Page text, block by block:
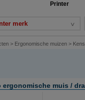
Printer
merk
> Ergonomische muizen >
ergonomische muis /